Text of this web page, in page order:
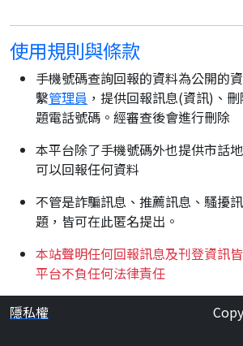
使用規則與條款
手機號碼查詢回報的資料為公開的
繫管理員 ，提供回報訊息(資訊)、
題電話號碼。經審查後會進行刪除
本平台除了手機號碼外也提供市話
可以回報任何資料
不管是詐騙訊息、推薦訊息、騷擾
題，皆可在此匿名提出。
本站聲明任何回報訊息及刊登資訊
平台不負任何法律責任
隱私權